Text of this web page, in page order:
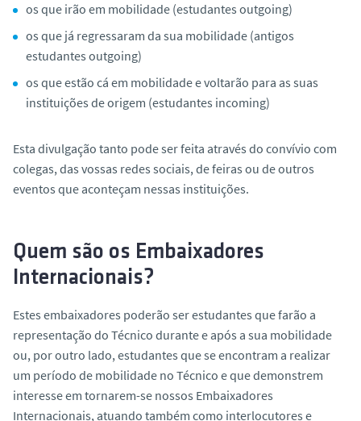
os que irão em mobilidade (estudantes outgoing)
os que já regressaram da sua mobilidade (antigos
estudantes outgoing)
os que estão cá em mobilidade e voltarão para as suas
instituições de origem (estudantes incoming)
Esta divulgação tanto pode ser feita através do convívio com
colegas, das vossas redes sociais, de feiras ou de outros
eventos que aconteçam nessas instituições.
Quem são os Embaixadores
Internacionais?
Estes embaixadores poderão ser estudantes que farão a
representação do Técnico durante e após a sua mobilidade
ou, por outro lado, estudantes que se encontram a realizar
um período de mobilidade no Técnico e que demonstrem
interesse em tornarem-se nossos Embaixadores
Internacionais, atuando também como interlocutores e